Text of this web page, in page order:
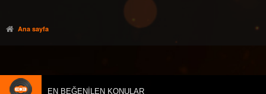
Ana sayfa
EN BEĞENILEN KONULAR